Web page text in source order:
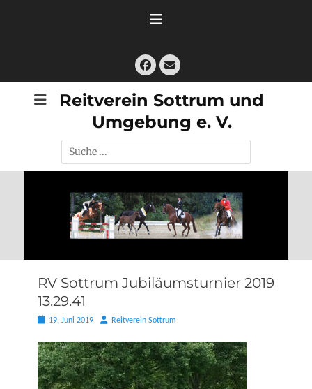
Facebook
E-
Mail
Reitverein Sottrum und
Umgebung e. V.
Suche
nach:
RV Sottrum Jubiläumsturnier 2019
13.29.41
Posted19. Juni 2019 AutorReitverein Sottrum